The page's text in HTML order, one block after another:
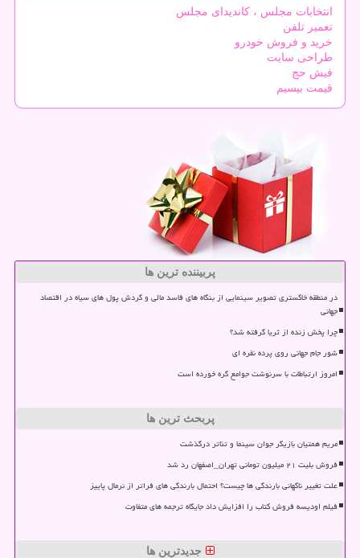
انتخابات مجلس ، کاندیدای مجلس
تعمیر تلفن
خرید و فروش خودرو
طراحی سایت
فیش حج
قیمت بیسیم
پربیننده ترین ها
در منطقه خاکستری تصویر سینمایی از بنگاه های فاسد مالی و گردش پول های سیاه در اقتصاد
جهانی
چرا پخش زنده از ثریا گرفته شد؟
شور جام جهانی روی پرده نقره ای
امروز ارتباطات با سرنوشت جوامع گره خورده است
پربحث ترین ها
مریم همتیان بازیگر جوان سینما و تئاتر درگذشت
فروش بلیت ۲۱ میلیون تومانی تهران_اصفهان رد شد
علت تغییر ناگهانی بارندگی ها چیست؟ احتمال بارندگی های فراتر از نرمال پاییز
فیلم اودیسه فروش کتاب را افزایش داد جایگاه ترجمه های متفاوت
جدیدترین ها